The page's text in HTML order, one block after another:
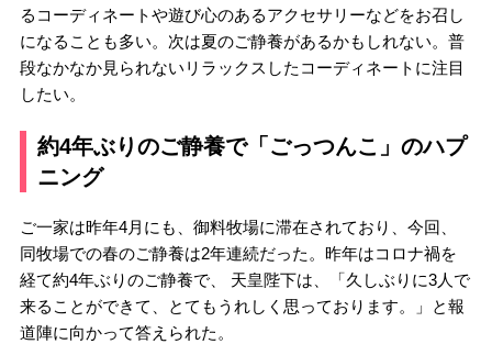
るコーディネートや遊び心のあるアクセサリーなどをお召し
になることも多い。次は夏のご静養があるかもしれない。普
段なかなか見られないリラックスしたコーディネートに注目
したい。
約4年ぶりのご静養で「ごっつんこ」のハプ
ニング
ご一家は昨年4月にも、御料牧場に滞在されており、今回、
同牧場での春のご静養は2年連続だった。昨年はコロナ禍を
経て約4年ぶりのご静養で、 天皇陛下は、「久しぶりに3人で
来ることができて、とてもうれしく思っております。」と報
道陣に向かって答えられた。